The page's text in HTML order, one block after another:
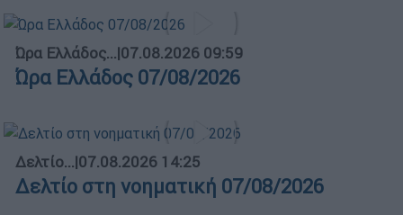
Ώρα Ελλάδος...|07.08.2026 09:59
Ώρα Ελλάδος 07/08/2026
Δελτίο...|07.08.2026 14:25
Δελτίο στη νοηματική 07/08/2026